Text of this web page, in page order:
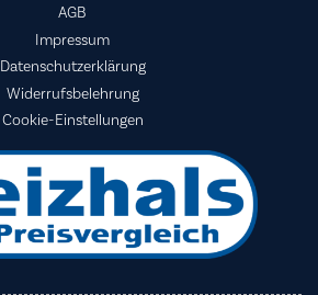
AGB
Impressum
Datenschutzerklärung
Widerrufsbelehrung
Cookie-Einstellungen